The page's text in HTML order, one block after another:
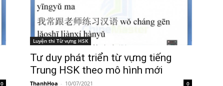
0
Luyện thi Từ vựng HSK
Tư duy phát triển từ vựng tiếng
Trung HSK theo mô hình mới
ThanhHoa - 10/07/2021 0